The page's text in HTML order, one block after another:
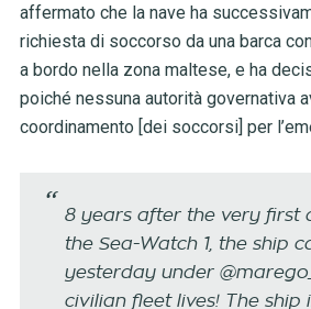
affermato che la nave ha
richiesta di soccorso da una barca
a bordo nella zona maltese, e ha
poiché nessuna autorità governativa
coordinamento [dei soccorsi] per
8 years after the very first
the Sea-Watch 1, the ship
yesterday under
civilian fleet lives! The ship